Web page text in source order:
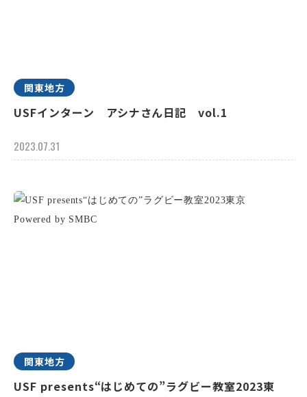
関東地方
USFインターン アシナさん日記 vol.1
2023.07.31
関東地方
USF presents“はじめての”ラグビー教室2023東